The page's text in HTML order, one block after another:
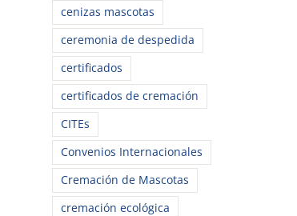
cenizas mascotas
ceremonia de despedida
certificados
certificados de cremación
CITEs
Convenios Internacionales
Cremación de Mascotas
cremación ecológica